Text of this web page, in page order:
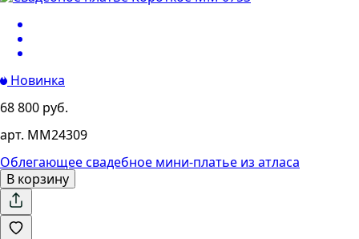
Новинка
68 800 руб.
арт. MM24309
Облегающее свадебное мини-платье из атласа
В корзину